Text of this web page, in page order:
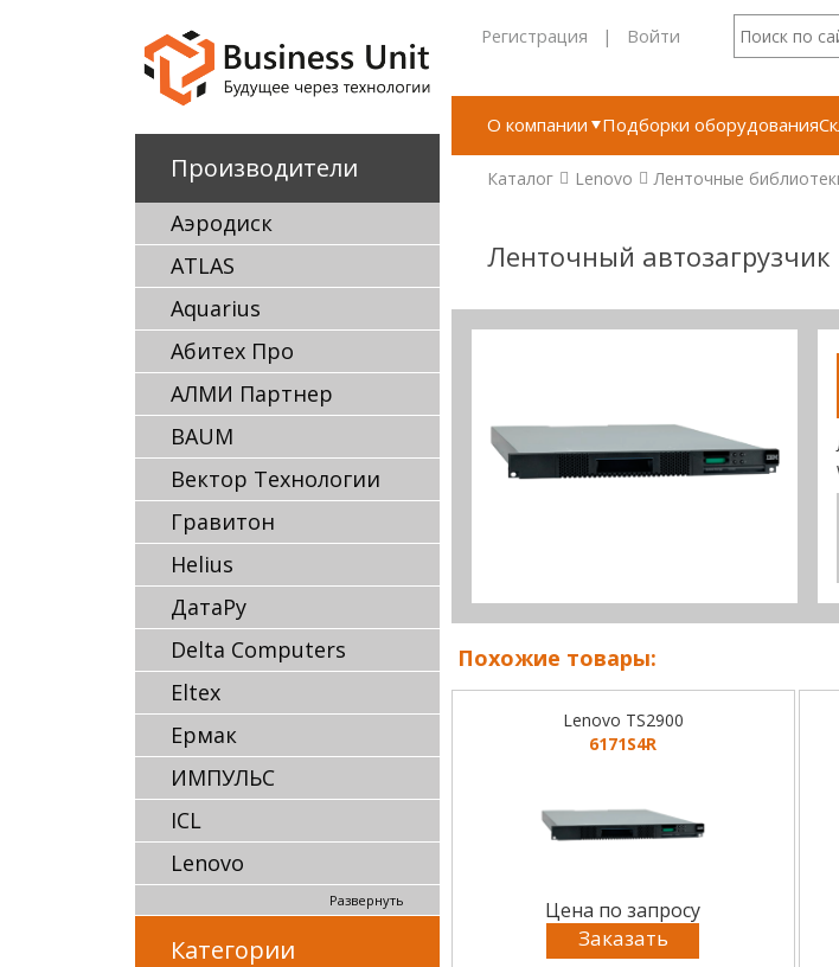
Производители
Аэродиск
ATLAS
Aquarius
Абитех Про
АЛМИ Партнер
BAUM
Вектор Технологии
Гравитон
Helius
ДатаРу
Delta Computers
Eltex
Ермак
ИМПУЛЬС
ICL
Lenovo
Развернуть
Категории
Регистрация | Войти
О компании Подборки оборудования
Каталог Lenovo Ленточные
Ленточный автозагрузчик
Похожие товары:
Lenovo TS2900
6171S4R
Цена по запросу
Заказать